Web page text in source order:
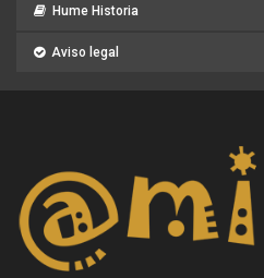
Hume Historia
Aviso legal